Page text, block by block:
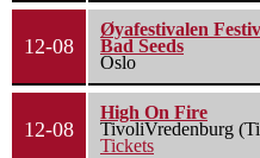
12-08
Øyafestivalen
Bad Seeds
Oslo
12-08
High On Fire
TivoliVredenburg
Tickets